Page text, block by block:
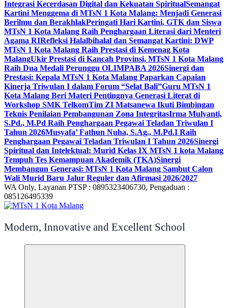
Integrasi Kecerdasan Digital dan Kekuatan SpiritualSemangat
Kartini Menggema di MTsN 1 Kota Malang: Menjadi Generasi
Berilmu dan BerakhlakPeringati Hari Kartini, GTK dan Siswa
MTsN 1 Kota Malang Raih Penghargaan Literasi dari Menteri
Agama RIRefleksi Halalbihalal dan Semangat Kartini: DWP
MTsN 1 Kota Malang Raih Prestasi di Kemenag Kota
MalangUkir Prestasi di Kancah Provinsi, MTsN 1 Kota Malang
Raih Dua Medali Perunggu OLIMPABA 2026Sinergi dan
Prestasi: Kepala MTsN 1 Kota Malang Paparkan Capaian
Kinerja Triwulan I dalam Forum “Selat Bali”Guru MTsN 1
Kota Malang Beri Materi Pentingnya Generasi Literat di
Workshop SMK TelkomTim ZI Matsanewa Ikuti Bimbingan
Teknis Penilaian Pembangunan Zona IntegritasIrma Mulyanti,
S.Pd., M.Pd Raih Penghargaan Pegawai Teladan Triwulan I
Tahun 2026Musyafa’ Fathun Nuha, S.Ag., M.Pd.I Raih
Penghargaan Pegawai Teladan Triwulan I Tahun 2026Sinergi
Spiritual dan Intelektual: Murid Kelas IX MTsN 1 kota Malang
Tempuh Tes Kemampuan Akademik (TKA)Sinergi
Membangun Generasi: MTsN 1 Kota Malang Sambut Calon
Wali Murid Baru Jalur Reguler dan Afirmasi 2026/2027
WA Only, Layanan PTSP : 0895323406730, Pengaduan :
085126495339
Modern, Innovative and Excellent School